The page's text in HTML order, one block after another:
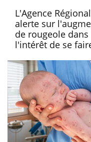
L'Agence
alerte sur
de rougeole
l'intérêt de se